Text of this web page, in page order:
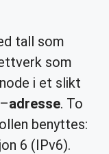
tall som
som
i et slikt
–adresse. To
benyttes:
6 (IPv6).